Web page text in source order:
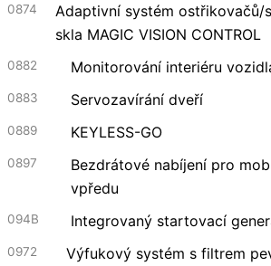
0874
Adaptivní systém ostřikovačů/
skla MAGIC VISION CONTROL
0882 Monitorování interiéru
0883 Servozavírání dveří
0889 KEYLESS-GO
0897
Bezdrátové nabíjení pro
vpředu
094B Integrovaný startovací
0972
Výfukový systém s filtrem